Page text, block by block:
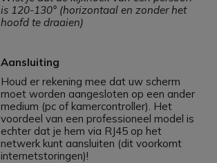
is 120-130° (horizontaal en zonder het
hoofd te draaien)
Aansluiting
Houd er rekening mee dat uw scherm
moet worden aangesloten op een ander
medium (pc of kamercontroller). Het
voordeel van een professioneel model is
echter dat je hem via RJ45 op het
netwerk kunt aansluiten (dit voorkomt
internetstoringen)!